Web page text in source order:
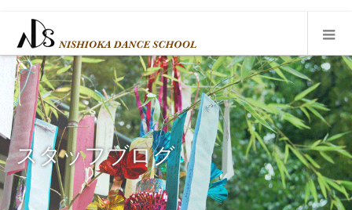
スタッフブログ